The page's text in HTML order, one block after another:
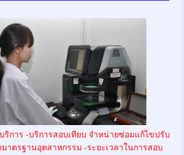
ริการ -บริการสอบเทียบ จำหน่ายซ่อมแก้ไขปรับ
มาตรฐานอุตสาหกรรม -ระยะเวลาในการสอบ